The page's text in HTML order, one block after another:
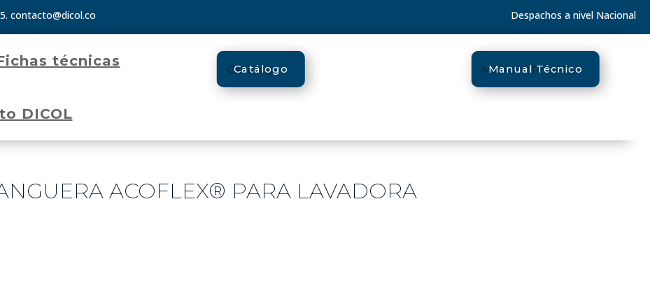
contacto@dicol.co Despachos a nivel Nacional
técnicas
DICOL
Catálogo Manual Técnico
ACOFLEX® PARA LAVADORA